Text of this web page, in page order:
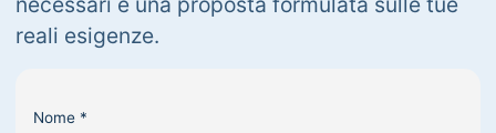
reali esigenze.
Nome *